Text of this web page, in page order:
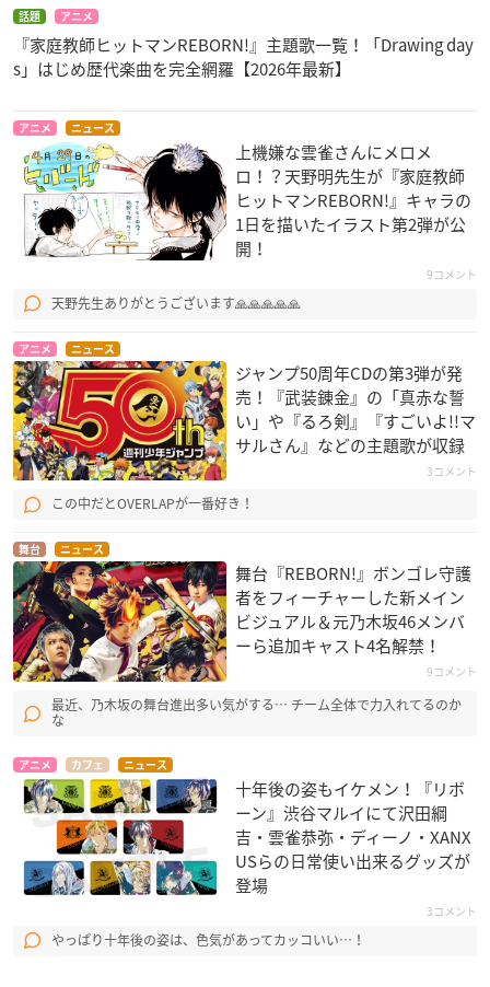
話題 アニメ
『家庭教師ヒットマンREBORN!』主題歌一覧！「Drawing day
s」はじめ歴代楽曲を完全網羅【2026年最新】
アニメ ニュース
上機嫌な雲雀さんにメロメ
ロ！？天野明先生​が『家庭教師
ヒットマンREBORN!』キャラの
1日を描いたイラスト第2弾が公
開！
9コメント
天野先生ありがとうございます🙏🙏🙏🙏🙏
アニメ ニュース
ジャンプ50周年CDの第3弾が発
売！『武装錬金』の「真赤な誓
い」や『るろ剣』『すごいよ!!マ
サルさん』などの主題歌が収録
3コメント
この中だとOVERLAPが一番好き！
舞台 ニュース
舞台『REBORN!』ボンゴレ守護
者をフィーチャーした新メイン
ビジュアル＆元乃木坂46メンバ
ーら追加キャスト4名解禁！
9コメント
最近、乃木坂の舞台進出多い気がする… チーム全体で力入れてるのか
な
アニメ カフェ ニュース
十年後の姿もイケメン！『リボ
ーン』渋谷マルイにて沢田綱
吉・雲雀恭弥・ディーノ・XANX
USらの日常使い出来るグッズが
登場
3コメント
やっぱり十年後の姿は、色気があってカッコいい…！